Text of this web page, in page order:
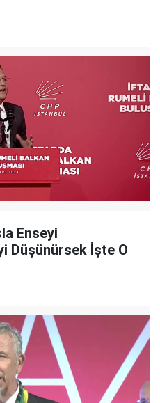
Enseyi
Düşünürsek İşte O